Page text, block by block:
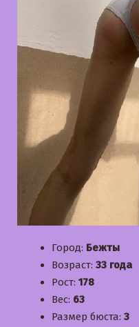
Город: Бежты
Возраст: 33 года
Рост: 178
Вес: 63
Размер бюста: 3